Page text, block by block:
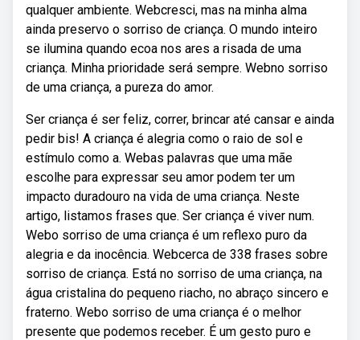
qualquer ambiente. Webcresci, mas na minha alma
ainda preservo o sorriso de criança. O mundo inteiro
se ilumina quando ecoa nos ares a risada de uma
criança. Minha prioridade será sempre. Webno sorriso
de uma criança, a pureza do amor.
Ser criança é ser feliz, correr, brincar até cansar e ainda
pedir bis! A criança é alegria como o raio de sol e
estímulo como a. Webas palavras que uma mãe
escolhe para expressar seu amor podem ter um
impacto duradouro na vida de uma criança. Neste
artigo, listamos frases que. Ser criança é viver num.
Webo sorriso de uma criança é um reflexo puro da
alegria e da inocência. Webcerca de 338 frases sobre
sorriso de criança. Está no sorriso de uma criança, na
água cristalina do pequeno riacho, no abraço sincero e
fraterno. Webo sorriso de uma criança é o melhor
presente que podemos receber. É um gesto puro e